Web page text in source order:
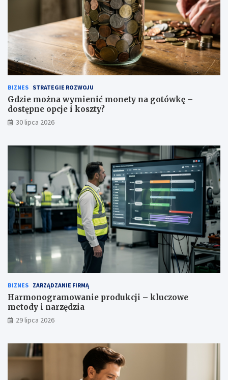
BIZNES STRATEGIE ROZWOJU
Gdzie można wymienić monety na gotówkę –
dostępne opcje i koszty?
30 lipca 2026
BIZNES ZARZĄDZANIE FIRMĄ
Harmonogramowanie produkcji – kluczowe
metody i narzędzia
29 lipca 2026